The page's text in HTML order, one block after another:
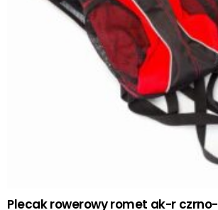
Plecak rowerowy romet ak-r czrno-